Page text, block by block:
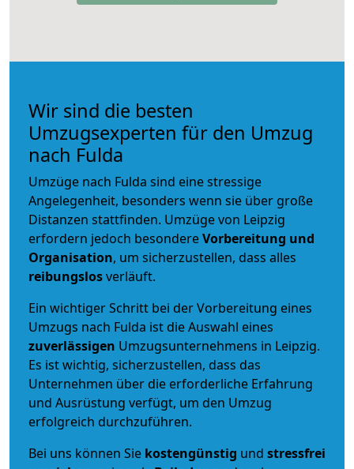
Wir sind die besten
Umzugsexperten für den Umzug
nach Fulda
Umzüge nach Fulda sind eine stressige
Angelegenheit, besonders wenn sie über große
Distanzen stattfinden. Umzüge von Leipzig
erfordern jedoch besondereVorbereitung und
Organisation, um sicherzustellen, dass alles
reibungslosverläuft.
Ein wichtiger Schritt bei der Vorbereitung eines
Umzugs nach Fulda ist die Auswahl eines
zuverlässigen Umzugsunternehmens in Leipzig.
Es ist wichtig, sicherzustellen, dass das
Unternehmen über die erforderliche Erfahrung
und Ausrüstung verfügt, um den Umzug
erfolgreich durchzuführen.
Bei uns können Sie kostengünstig und stressfrei